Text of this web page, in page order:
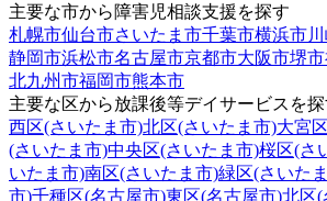
主要な市から障害児相談支援を探す
札幌市仙台市さいたま市千葉市横浜市
静岡市浜松市名古屋市京都市大阪市堺市
北九州市福岡市熊本市
主要な区から放課後等デイサービスを探
西区(さいたま市)北区(さいたま市)大宮
(さいたま市)中央区(さいたま市)桜区(さ
いたま市)南区(さいたま市)緑区(さいた
市)千種区(名古屋市)東区(名古屋市)北区(